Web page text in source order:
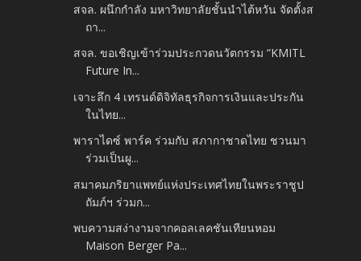
สจล. ผนึกกำลัง มหาวิทยาลัยชั้นนำไต้หวัน จัดตั้งส
ถา...
สจล. ขอเชิญเข้าร่วมประกวดนวัตกรรม “KMITL
Future In...
เจาะลึก 4 เทรนด์ดิจิทัลธุรกิจการเงินและประกัน
ในไทย...
พาราไดซ์ พาร์ค ร่วมกับ สภากาชาดไทย ชวนมา
ร่วมเป็นผู...
สมาคมภริยาแพทย์แห่งประเทศไทยในพระราชูป
ถัมภ์ฯ ร่วมก...
พบความสง่างามจากคอลเลคชันเทียนหอม
Maison Berger Pa...